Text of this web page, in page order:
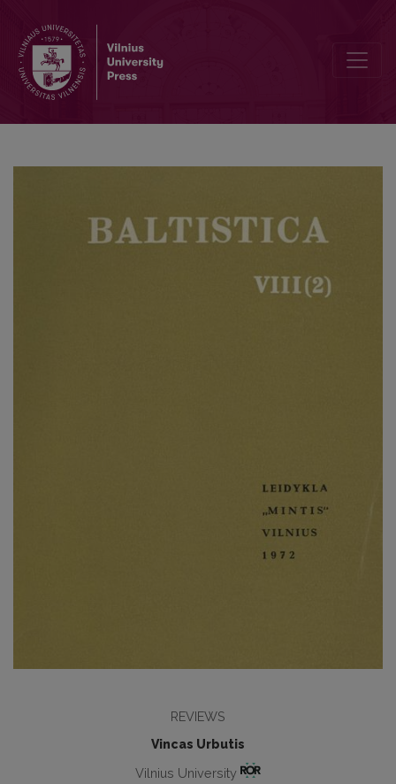
REVIEWS
Vincas Urbutis
Vilnius University